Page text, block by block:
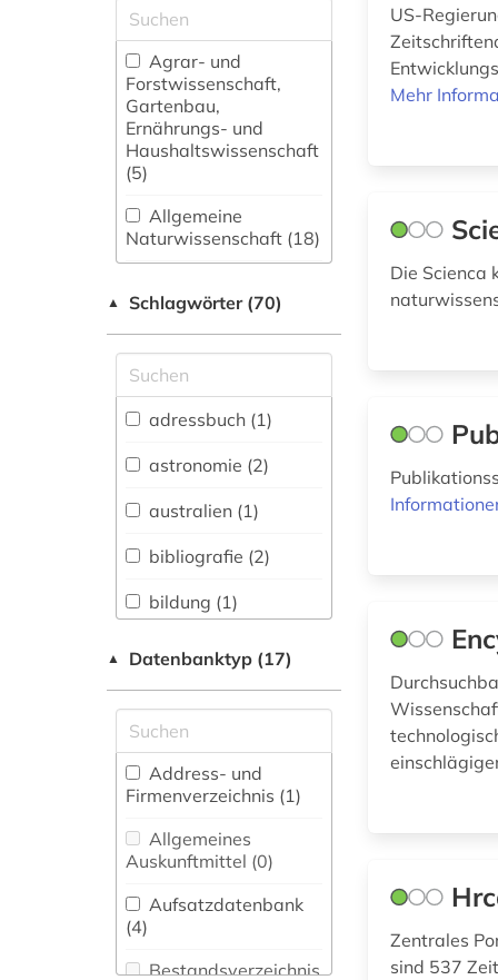
Agrar- und
Forstwissenschaft,
Gartenbau,
Ernährungs- und
Haushaltswissenschaft
(5)
Allgemeine
Naturwissenschaft (18)
fachübergreifende
Allgemeine und
vergleichende Sprach-
und
Literaturwissenschaft.
Indogermanistik.
Außereuropäische
Sprachen und
Literaturen (2)
Anglistik.
Amerikanistik (0)
Vermessungswesen (2)
Biologie,
Biotechnologie (8)
Buch- und
Bibliothekswesen,
Informationswissenschaft
(0)
Pharmazie (7)
▲ Schlagwörter (70)
adressbuch (1)
astronomie (2)
australien (1)
bibliografie (2)
bildung (1)
(1)
biologie (3)
biomedizin (2)
biowissenschaften
chemie (14)
datenbank (1)
digitalisierung (1)
▲ Datenbanktyp (17)
Address- und
Firmenverzeichnis (1)
Allgemeines
Auskunftmittel (0)
Aufsatzdatenbank
(4)
Bestandsverzeichnis
US-
Mehr
Die Scienca
Zentrales
sind 537